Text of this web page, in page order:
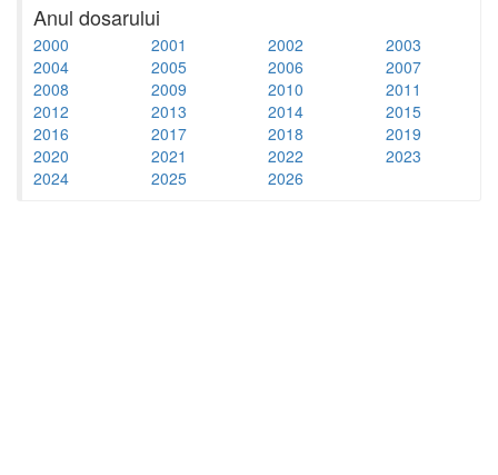
Anul dosarului
2000 2001 2002
2003
2004
2005 2006
2007
2008
2009 2010
2011
2012
2013 2014
2015
2016
2017 2018
2019
2020
2021 2022
2023
2024
2025 2026